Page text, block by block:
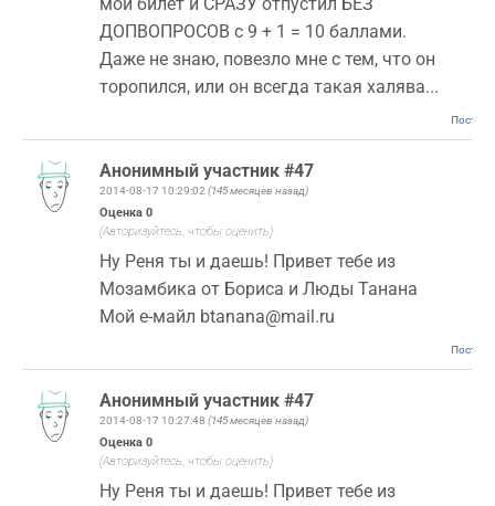
ДОПВОПРОСОВ с 9 + 1 = 10 баллами.
Даже не знаю, повезло мне с тем, что он
торопился, или он всегда такая халява...
Анонимный участник #47
2014-08-17 10:29:02 (145 месяцев назад)
Оценка 0
(Авторизуйтесь, чтобы оценить)
Ну Реня ты и даешь! Привет тебе из
Мозамбика от Бориса и Люды Танана
Мой е-майл btanana@mail.ru
Анонимный участник #47
2014-08-17 10:27:48 (145 месяцев назад)
Оценка 0
(Авторизуйтесь, чтобы оценить)
Ну Реня ты и даешь! Привет тебе из